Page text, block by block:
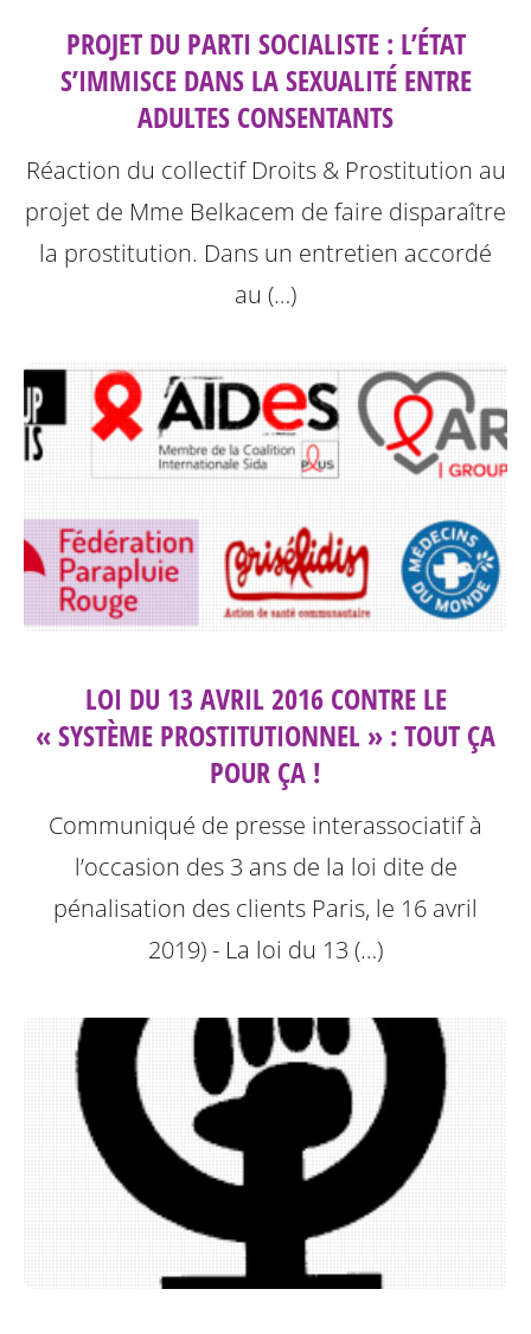
PROJET DU PARTI SOCIALISTE : L’ÉTAT
S’IMMISCE DANS LA SEXUALITÉ ENTRE
ADULTES CONSENTANTS
Réaction du collectif Droits & Prostitution au
projet de Mme Belkacem de faire disparaître
la prostitution. Dans un entretien accordé
au (…)
LOI DU 13 AVRIL 2016 CONTRE LE
« SYSTÈME PROSTITUTIONNEL » : TOUT ÇA
POUR ÇA !
Communiqué de presse interassociatif à
l’occasion des 3 ans de la loi dite de
pénalisation des clients Paris, le 16 avril
2019) - La loi du 13 (…)